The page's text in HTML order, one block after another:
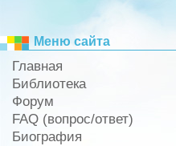
Меню сайта
Главная
Библиотека
Форум
FAQ (вопрос/ответ)
Биография